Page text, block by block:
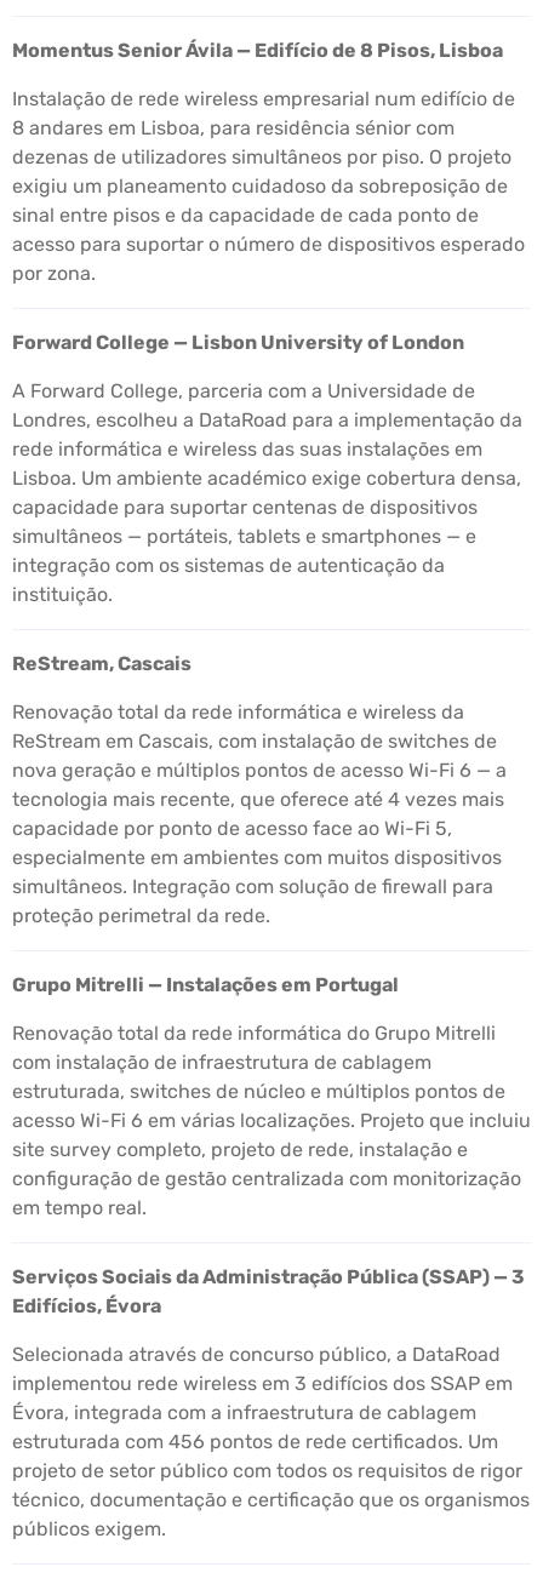
Momentus Senior Ávila — Edifício de 8 Pisos, Lisboa
Instalação de rede wireless empresarial num edifício de
8 andares em Lisboa, para residência sénior com
dezenas de utilizadores simultâneos por piso. O projeto
exigiu um planeamento cuidadoso da sobreposição de
sinal entre pisos e da capacidade de cada ponto de
acesso para suportar o número de dispositivos esperado
por zona.
Forward College — Lisbon University of London
A Forward College, parceria com a Universidade de
Londres, escolheu a DataRoad para a implementação da
rede informática e wireless das suas instalações em
Lisboa. Um ambiente académico exige cobertura densa,
capacidade para suportar centenas de dispositivos
simultâneos — portáteis, tablets e smartphones — e
integração com os sistemas de autenticação da
instituição.
ReStream, Cascais
Renovação total da rede informática e wireless da
ReStream em Cascais, com instalação de switches de
nova geração e múltiplos pontos de acesso Wi-Fi 6 — a
tecnologia mais recente, que oferece até 4 vezes mais
capacidade por ponto de acesso face ao Wi-Fi 5,
especialmente em ambientes com muitos dispositivos
simultâneos. Integração com solução de firewall para
proteção perimetral da rede.
Grupo Mitrelli — Instalações em Portugal
Renovação total da rede informática do Grupo Mitrelli
com instalação de infraestrutura de cablagem
estruturada, switches de núcleo e múltiplos pontos de
acesso Wi-Fi 6 em várias localizações. Projeto que incluiu
site survey completo, projeto de rede, instalação e
configuração de gestão centralizada com monitorização
em tempo real.
Serviços Sociais da Administração Pública (SSAP) — 3
Edifícios, Évora
Selecionada através de concurso público, a DataRoad
implementou rede wireless em 3 edifícios dos SSAP em
Évora, integrada com a infraestrutura de cablagem
estruturada com 456 pontos de rede certificados. Um
projeto de setor público com todos os requisitos de rigor
técnico, documentação e certificação que os organismos
públicos exigem.